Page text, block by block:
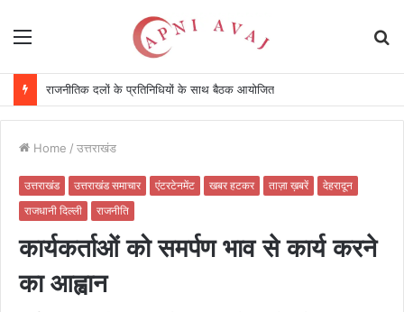
राजनीतिक दलों के प्रतिनिधियों के साथ बैठक आयोजित
Home / उत्तराखंड
उत्तराखंड उत्तराखंड समाचार एंटरटेनमेंट खबर हटकर ताज़ा ख़बरें
देहरादून
राजधानी दिल्ली
राजनीति
कार्यकर्ताओं को समर्पण भाव से कार्य करने
का आह्वान